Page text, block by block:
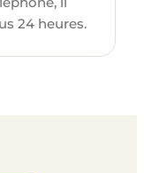
24 heures.